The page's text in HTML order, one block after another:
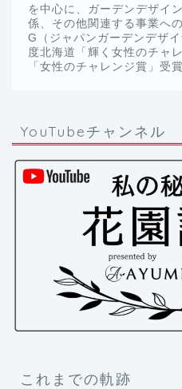
を中心に、ガーデンデザイ
係、その他関連する事業へ
G（ジャパンガーデンデザ
度北海道「輝く女性のチャ
「女性のチャレンジ賞」受賞
YouTubeチャンネル
これまでの軌跡